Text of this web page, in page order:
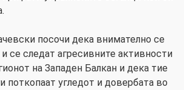
посочи дека внимателно се
се следат агресивните активности
на Западен Балкан и дека тие
поткопаат угледот и довербата во